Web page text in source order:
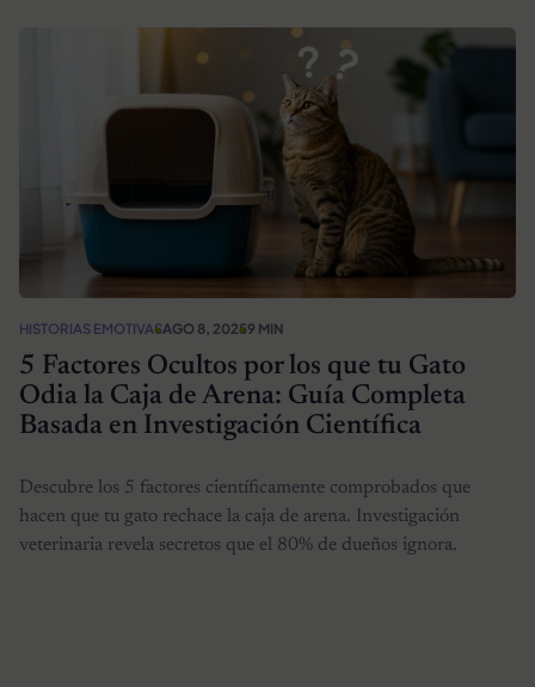
HISTORIAS EMOTIVASAGO 8, 20259 MIN
5 Factores Ocultos por los que tu Gato
Odia la Caja de Arena: Guía Completa
Basada en Investigación Científica
Descubre los 5 factores científicamente comprobados que
hacen que tu gato rechace la caja de arena. Investigación
veterinaria revela secretos que el 80% de dueños ignora.